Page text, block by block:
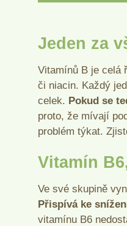
Jeden za
Vitamínů B je celá
či niacin. Každý
celek. Pokud se
proto, že mívají
problém týkat.
Vitamín
Ve své skupině
Přispívá ke
vitamínu B6